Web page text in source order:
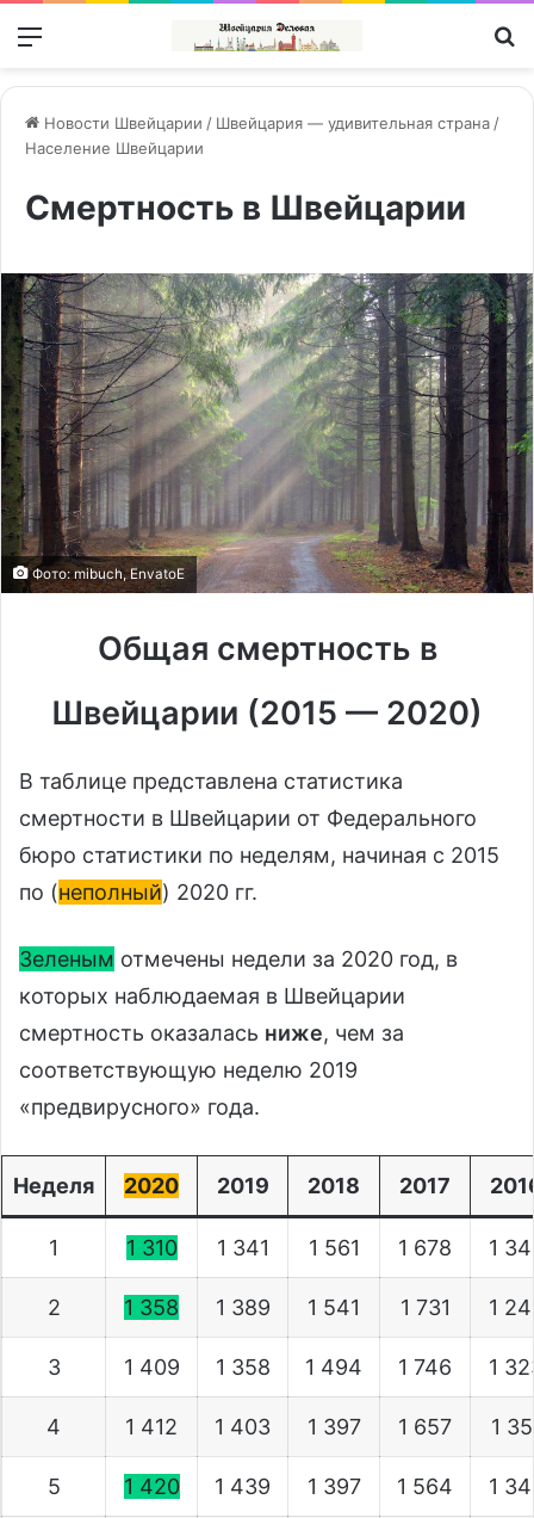
Меню
Новости Швейцарии / Швейцария — удивительная страна /
Население Швейцарии
Смертность в Швейцарии
Фото: mibuch, EnvatoE
Общая смертность в
Швейцарии (2015 — 2020)
В таблице представлена статистика
смертности в Швейцарии от Федерального
бюро статистики по неделям, начиная с 2015
по (неполный) 2020 гг.
Зеленым отмечены недели за 2020 год, в
которых наблюдаемая в Швейцарии
смертность оказалась ниже, чем за
соответствующую неделю 2019
«предвирусного» года.
Неделя 2020 2019 2018 2017
1 1 310 1 341 1 561 1 678 1
2 1 358 1 389 1 541 1 731 1
3 1 409 1 358 1 494 1 746 1
4 1 412 1 403 1 397 1 657 1
5 1 420 1 439 1 397 1 564 1